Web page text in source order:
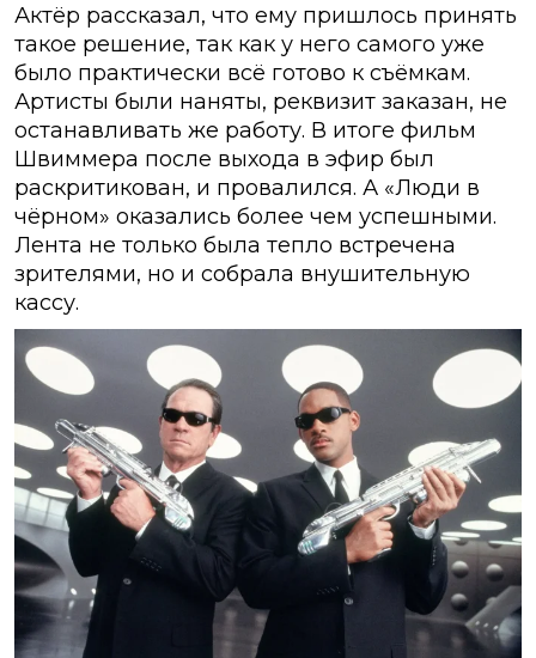
Актёр рассказал, что ему пришлось принять
такое решение, так как у него самого уже
было практически всё готово к съёмкам.
Артисты были наняты, реквизит заказан, не
останавливать же работу. В итоге фильм
Швиммера после выхода в эфир был
раскритикован, и провалился. А «Люди в
чёрном» оказались более чем успешными.
Лента не только была тепло встречена
зрителями, но и собрала внушительную
кассу.